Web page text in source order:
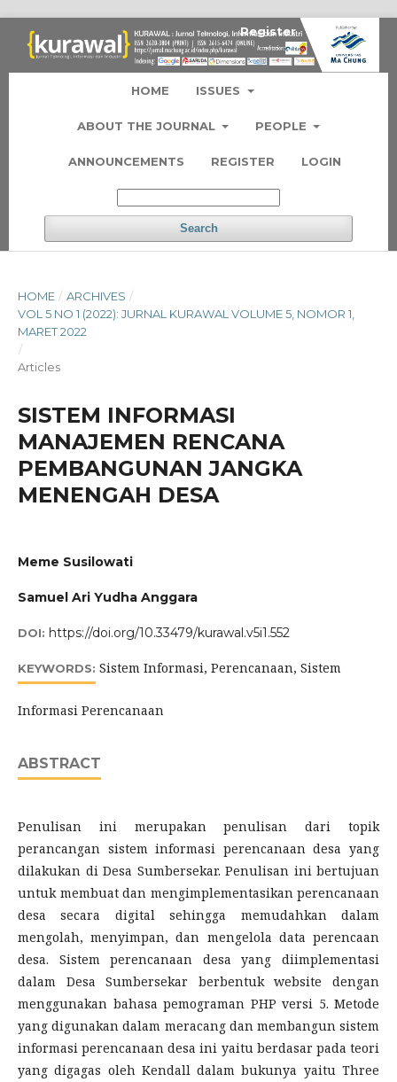
HOME ISSUES
ABOUT THE JOURNAL PEOPLE
ANNOUNCEMENTS REGISTER LOGIN
Search
Register Login
HOME / ARCHIVES /
VOL 5 NO 1 (2022): JURNAL KURAWAL VOLUME 5, NOMOR 1,
MARET 2022
/
Articles
SISTEM INFORMASI
MANAJEMEN RENCANA
PEMBANGUNAN JANGKA
MENENGAH DESA
Meme Susilowati
Samuel Ari Yudha Anggara
DOI: https://doi.org/10.33479/kurawal.v5i1.552
KEYWORDS: Sistem Informasi, Perencanaan, Sistem
Informasi Perencanaan
ABSTRACT
Penulisan ini merupakan penulisan dari topik
perancangan sistem informasi perencanaan desa yang
dilakukan di Desa Sumbersekar. Penulisan ini bertujuan
untuk membuat dan mengimplementasikan perencanaan
desa secara digital sehingga memudahkan dalam
mengolah, menyimpan, dan mengelola data perencaan
desa. Sistem perencanaan desa yang diimplementasi
dalam Desa Sumbersekar berbentuk website dengan
menggunakan bahasa pemograman PHP versi 5. Metode
yang digunakan dalam meracang dan membangun sistem
informasi perencanaan desa ini yaitu berdasar pada teori
yang digagas oleh Kendall dalam bukunya yaitu Three